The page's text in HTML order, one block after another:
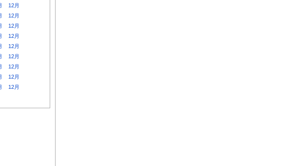
12月
12月
12月
12月
12月
12月
12月
12月
12月